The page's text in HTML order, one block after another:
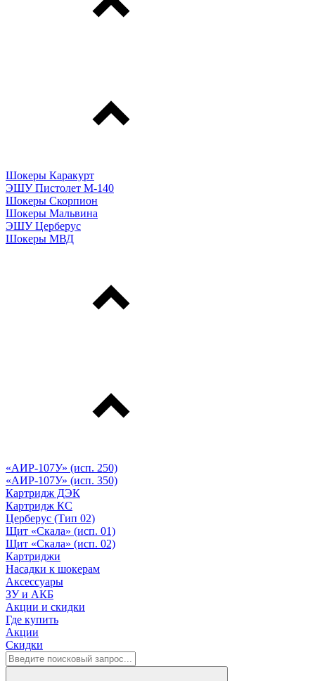
Шокеры Каракурт
ЭШУ Пистолет М-140
Шокеры Скорпион
Шокеры Мальвина
ЭШУ Церберус
Шокеры МВД
«АИР-107У» (исп. 250)
«АИР-107У» (исп. 350)
Картридж ДЭК
Картридж КС
Церберус (Тип 02)
Щит «Скала» (исп. 01)
Щит «Скала» (исп. 02)
Картриджи
Насадки к шокерам
Аксессуары
ЗУ и АКБ
Акции и скидки
Где купить
Акции
Скидки